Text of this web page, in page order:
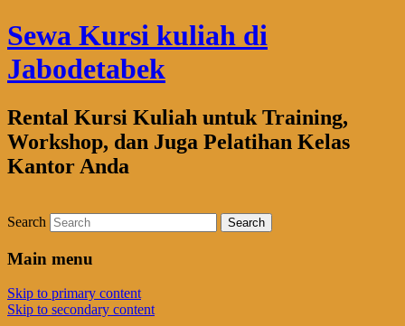
Sewa Kursi kuliah di
Jabodetabek
Rental Kursi Kuliah untuk Training,
Workshop, dan Juga Pelatihan Kelas
Kantor Anda
Search
Main menu
Skip to primary content
Skip to secondary content